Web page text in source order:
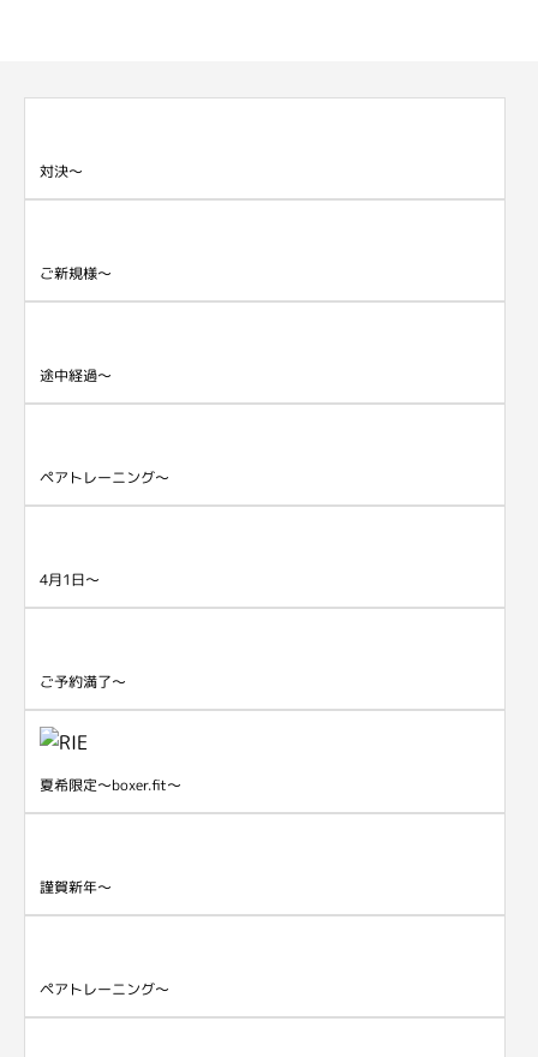
対決～
ご新規様～
途中経過～
ペアトレーニング～
4月1日～
ご予約満了～
夏希限定～boxer.fit～
謹賀新年～
ペアトレーニング～